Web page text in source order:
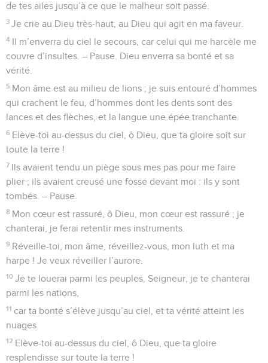
de tes ailes jusqu’à ce que le malheur soit passé.
3 Je crie au Dieu très-haut, au Dieu qui agit en ma faveur.
4 Il m’enverra du ciel le secours, car celui qui me harcèle me
couvre d’insultes. – Pause. Dieu enverra sa bonté et sa
vérité.
5 Mon âme est au milieu de lions ; je suis entouré d’hommes
qui crachent le feu, d’hommes dont les dents sont des
lances et des flèches, et la langue une épée tranchante.
6 Elève-toi au-dessus du ciel, ô Dieu, que ta gloire soit sur
toute la terre !
7 Ils avaient tendu un piège sous mes pas pour me faire
plier ; ils avaient creusé une fosse devant moi : ils y sont
tombés. – Pause.
8 Mon cœur est rassuré, ô Dieu, mon cœur est rassuré ; je
chanterai, je ferai retentir mes instruments.
9 Réveille-toi, mon âme, réveillez-vous, mon luth et ma
harpe ! Je veux réveiller l’aurore.
10 Je te louerai parmi les peuples, Seigneur, je te chanterai
parmi les nations,
11 car ta bonté s’élève jusqu’au ciel, et ta vérité atteint les
nuages.
12 Elève-toi au-dessus du ciel, ô Dieu, que ta gloire
resplendisse sur toute la terre !